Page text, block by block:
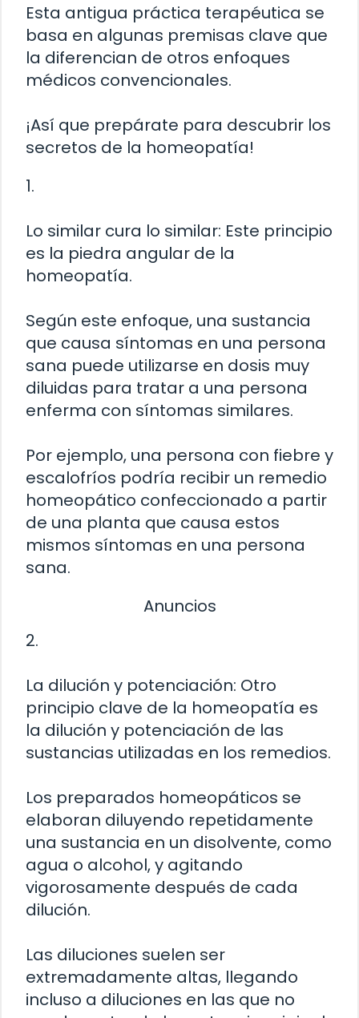
Esta antigua práctica terapéutica se
basa en algunas premisas clave que
la diferencian de otros enfoques
médicos convencionales.
¡Así que prepárate para descubrir los
secretos de la homeopatía!
1.
Lo similar cura lo similar: Este principio
es la piedra angular de la
homeopatía.
Según este enfoque, una sustancia
que causa síntomas en una persona
sana puede utilizarse en dosis muy
diluidas para tratar a una persona
enferma con síntomas similares.
Por ejemplo, una persona con fiebre y
escalofríos podría recibir un remedio
homeopático confeccionado a partir
de una planta que causa estos
mismos síntomas en una persona
sana.
Anuncios
2.
La dilución y potenciación: Otro
principio clave de la homeopatía es
la dilución y potenciación de las
sustancias utilizadas en los remedios.
Los preparados homeopáticos se
elaboran diluyendo repetidamente
una sustancia en un disolvente, como
agua o alcohol, y agitando
vigorosamente después de cada
dilución.
Las diluciones suelen ser
extremadamente altas, llegando
incluso a diluciones en las que no